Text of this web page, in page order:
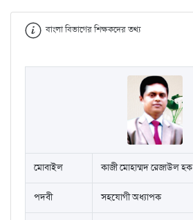
বাংলা বিভাগের শিক্ষকদের তথ্য
মোবাইল কাজী মোহাম্মদ রেজাউল হক
পদবী সহযোগী অধ্যাপক